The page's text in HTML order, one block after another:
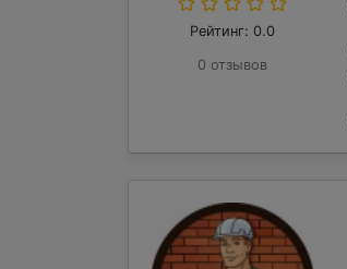
Рейтинг: 0.0
0 отзывов